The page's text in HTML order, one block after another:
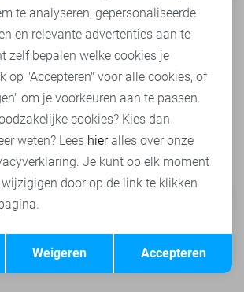
-50%
Vest
13,20
32,99
Opslaan
te analyseren, gepersonaliseerde
en relevante advertenties aan te
zelf bepalen welke cookies je
op "Accepteren" voor alle cookies, of
om je voorkeuren aan te passen.
cookies? Kies dan
weten? Lees hieralles over onze
Je kunt op elk moment
door op de link te klikken
Accepteren
Weigeren